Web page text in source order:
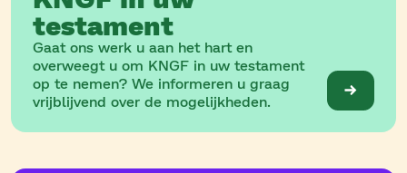
testament
Gaat ons werk u aan het hart en
overweegt u om KNGF in uw testament
op te nemen? We informeren u graag
vrijblijvend over de mogelijkheden.